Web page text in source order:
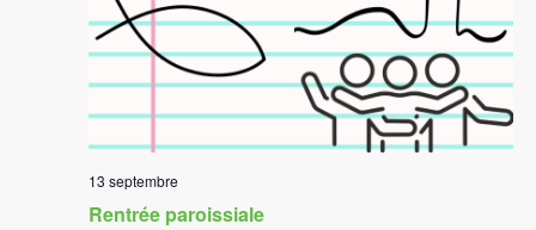
Rentrée paroissiale
13 septembre